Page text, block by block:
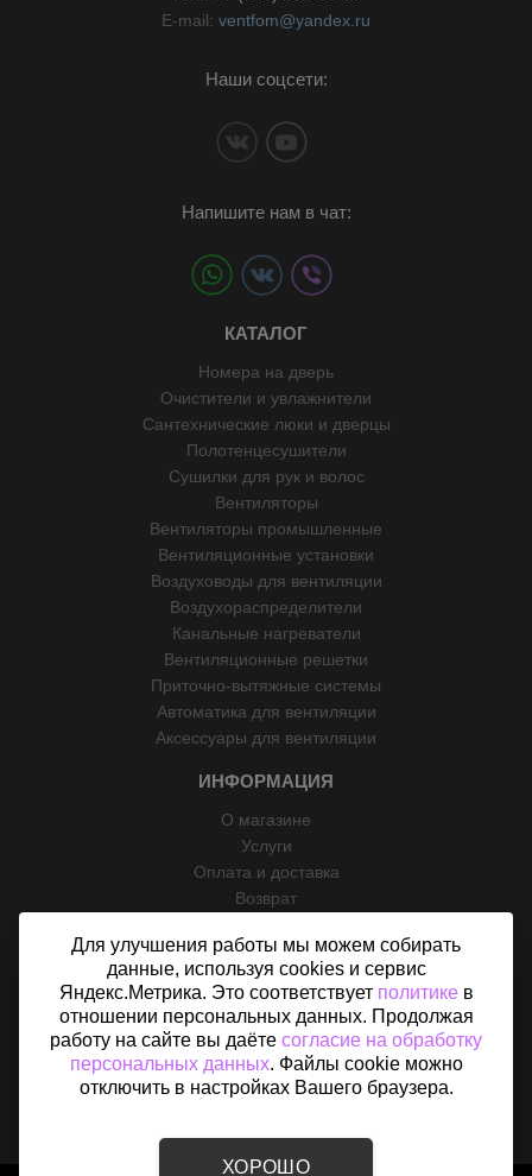
E-mail: ventfom@yandex.ru
Наши соцсети:
Напишите нам в чат:
КАТАЛОГ
Номера на дверь
Очистители и увлажнители
Сантехнические люки и дверцы
Полотенцесушители
Сушилки для рук и волос
Вентиляторы
Вентиляторы промышленные
Вентиляционные установки
Воздуховоды для вентиляции
Воздухораспределители
Канальные нагреватели
Вентиляционные решетки
Приточно-вытяжные системы
Автоматика для вентиляции
Аксессуары для вентиляции
ИНФОРМАЦИЯ
О магазине
Услуги
Оплата и доставка
Возврат
Контакты
Политика конфиденциальности
Согласие на обработку персональных данных
Карта сайта
Для улучшения работы мы можем собирать
данные, используя cookies и сервис
Яндекс.Метрика. Это соответствует политикев
отношении персональных данных. Продолжая
работу на сайте вы даёте согласие на обработку
персональных данных. Файлы cookie можно
отключить в настройках Вашего браузера.
ХОРОШО